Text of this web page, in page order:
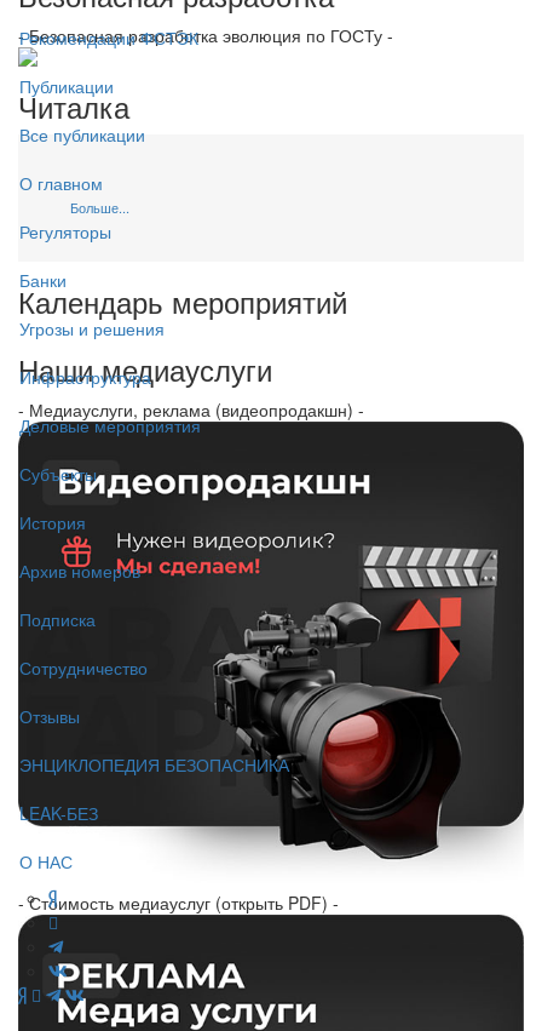
Рекомендации ФСТЭК
Публикации
Все публикации
О главном
Регуляторы
Банки
Угрозы и решения
Инфраструктура
Деловые мероприятия
Субъекты
История
Архив номеров
Подписка
Сотрудничество
Отзывы
ЭНЦИКЛОПЕДИЯ БЕЗОПАСНИКА
LEAK-БЕЗ
О НАС
- Безопасная разработка эволюция по ГОСТу -
Читалка
Больше...
Календарь мероприятий
Наши медиауслуги
- Медиауслуги, реклама (видеопродакшн) -
- Стоимость медиауслуг (открыть PDF) -